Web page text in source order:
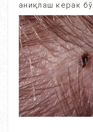
аниқлаш керак